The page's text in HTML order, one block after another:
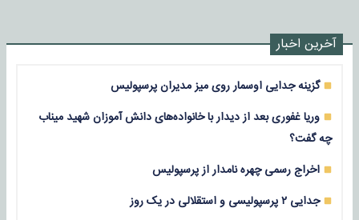
آخرین اخبار
گزینه جدایی اوسمار روی میز مدیران پرسپولیس
وریا غفوری بعد از دیدار با خانواده‌های دانش آموزان شهید میناب
چه گفت؟
اخراج رسمی چهره نامدار از پرسپولیس
جدایی ۲ پرسپولیسی و استقلالی در یک روز